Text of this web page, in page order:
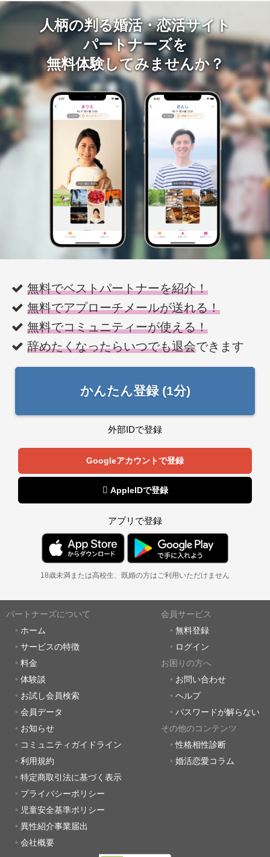
人柄の判る婚活・恋活サイト
パートナーズを
無料体験してみませんか？
無料でベストパートナーを紹介！
無料でアプローチメールが送れる！
無料でコミュニティーが使える！
辞めたくなったらいつでも退会できます
かんたん登録 (1分)
外部IDで登録
Googleアカウントで登録
 AppleIDで登録
アプリで登録
18歳未満または高校生、既婚の方はご利用いただけません
パートナーズについて
ホーム
サービスの特徴
料金
体験談
お試し会員検索
会員データ
お知らせ
コミュニティガイドライン
利用規約
特定商取引法に基づく表示
プライバシーポリシー
児童安全基準ポリシー
異性紹介事業届出
会社概要
会員サービス
無料登録
ログイン
お困りの方へ
お問い合わせ
ヘルプ
パスワードが解らない
その他のコンテンツ
性格相性診断
婚活恋愛コラム